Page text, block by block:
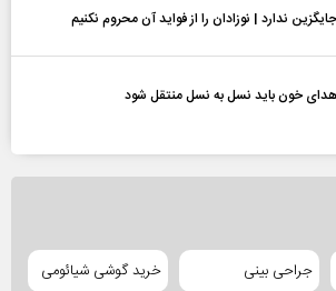
ندارد | نوزادان را از فواید آن محروم نکنیم
خون باید نسل به نسل منتقل شود
جراحی بینی خرید گوشی شیائومی